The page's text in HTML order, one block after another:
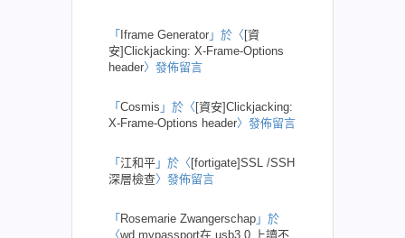
「 Iframe Generator 」於〈 [資
安]Clickjacking: X-Frame-Options
header〉發佈留言
「 Cosmis 」於〈 [資安]Clickjacking:
X-Frame-Options header〉發佈留言
「 江和平 」於〈 [fortigate]SSL /SSH
深層檢查〉發佈留言
「 Rosemarie Zwangerschap 」於
〈wd mypassport在 usb3.0 上讀不